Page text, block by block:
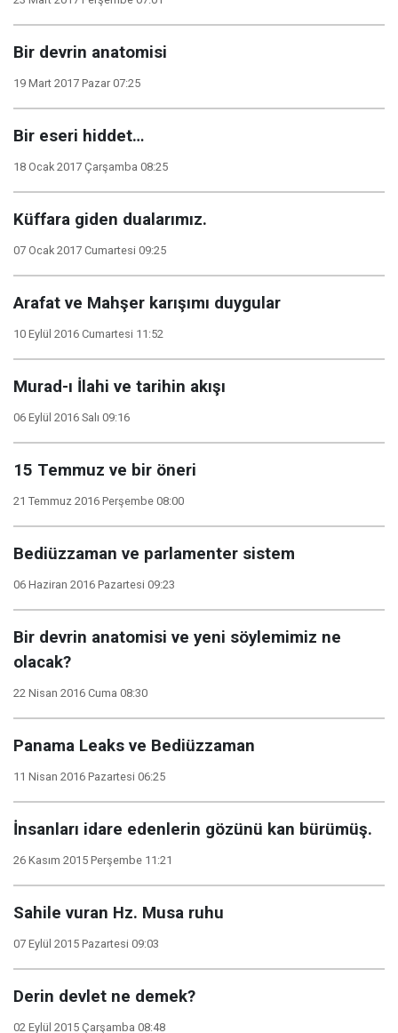
Bir devrin anatomisi
19 Mart 2017 Pazar 07:25
Bir eseri hiddet…
18 Ocak 2017 Çarşamba 08:25
Küffara giden dualarımız.
07 Ocak 2017 Cumartesi 09:25
Arafat ve Mahşer karışımı duygular
10 Eylül 2016 Cumartesi 11:52
Murad-ı İlahi ve tarihin akışı
06 Eylül 2016 Salı 09:16
15 Temmuz ve bir öneri
21 Temmuz 2016 Perşembe 08:00
Bediüzzaman ve parlamenter sistem
06 Haziran 2016 Pazartesi 09:23
Bir devrin anatomisi ve yeni söylemimiz ne
olacak?
22 Nisan 2016 Cuma 08:30
Panama Leaks ve Bediüzzaman
11 Nisan 2016 Pazartesi 06:25
İnsanları idare edenlerin gözünü kan bürümüş.
26 Kasım 2015 Perşembe 11:21
Sahile vuran Hz. Musa ruhu
07 Eylül 2015 Pazartesi 09:03
Derin devlet ne demek?
02 Eylül 2015 Çarşamba 08:48